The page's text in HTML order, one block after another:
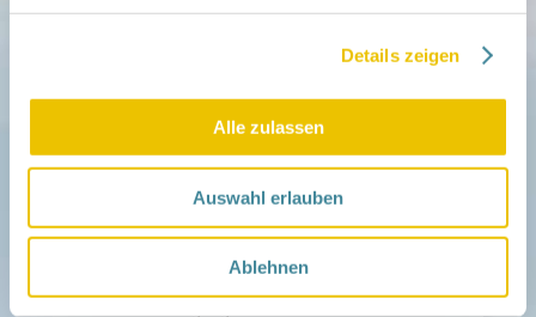
Details zeigen
Alle zulassen
Auswahl erlauben
Ablehnen
Über das Netzwerk
Träger und Förderer
Kooperationen
Förderer werden / Spenden